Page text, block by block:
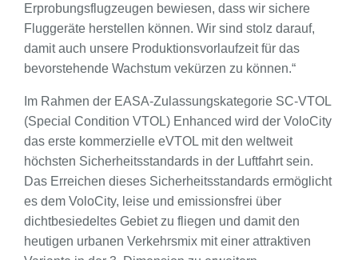
Erprobungsflugzeugen bewiesen, dass wir sichere
Fluggeräte herstellen können. Wir sind stolz darauf,
damit auch unsere Produktionsvorlaufzeit für das
bevorstehende Wachstum vekürzen zu können.“
Im Rahmen der EASA-Zulassungskategorie SC-VTOL
(Special Condition VTOL) Enhanced wird der VoloCity
das erste kommerzielle eVTOL mit den weltweit
höchsten Sicherheitsstandards in der Luftfahrt sein.
Das Erreichen dieses Sicherheitsstandards ermöglicht
es dem VoloCity, leise und emissionsfrei über
dichtbesiedeltes Gebiet zu fliegen und damit den
heutigen urbanen Verkehrsmix mit einer attraktiven